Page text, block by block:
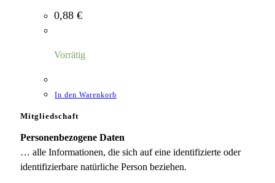
0,88 €
Vorrätig
In den Warenkorb
Mitgliedschaft
Personenbezogene Daten
… alle Informationen, die sich auf eine identifizierte oder
identifizierbare natürliche Person beziehen.